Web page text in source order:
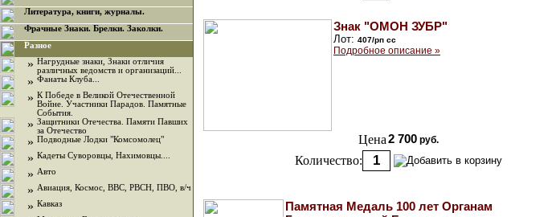
Литература, книги, журналы.
Фрачные Знаки. Брелки. Заколки.
Разное
» Нагрудные знаки, Знаки отличия
различных ведомств и организаций...
» Фанаты Клуба...
» К Победе в Великой Отечественной
Войне. Участники Парадов. Памятные
События.
» Защитники Отечества. Памяти Павших
за Отечество
» Подводные Лодки "Комсомолец"
» Кадеты Суворовцы, Нахимовцы....
» Авто
» Авиация, Космос, ВВС, РВСН, ПВО, в/ч
» Кавказ
Знак "ОМОН ЗУБР"
Лот: 407/рп сс
Подробное описание »
Цена2 700 руб.
Количество:
Памятная Медаль 100 лет Органам